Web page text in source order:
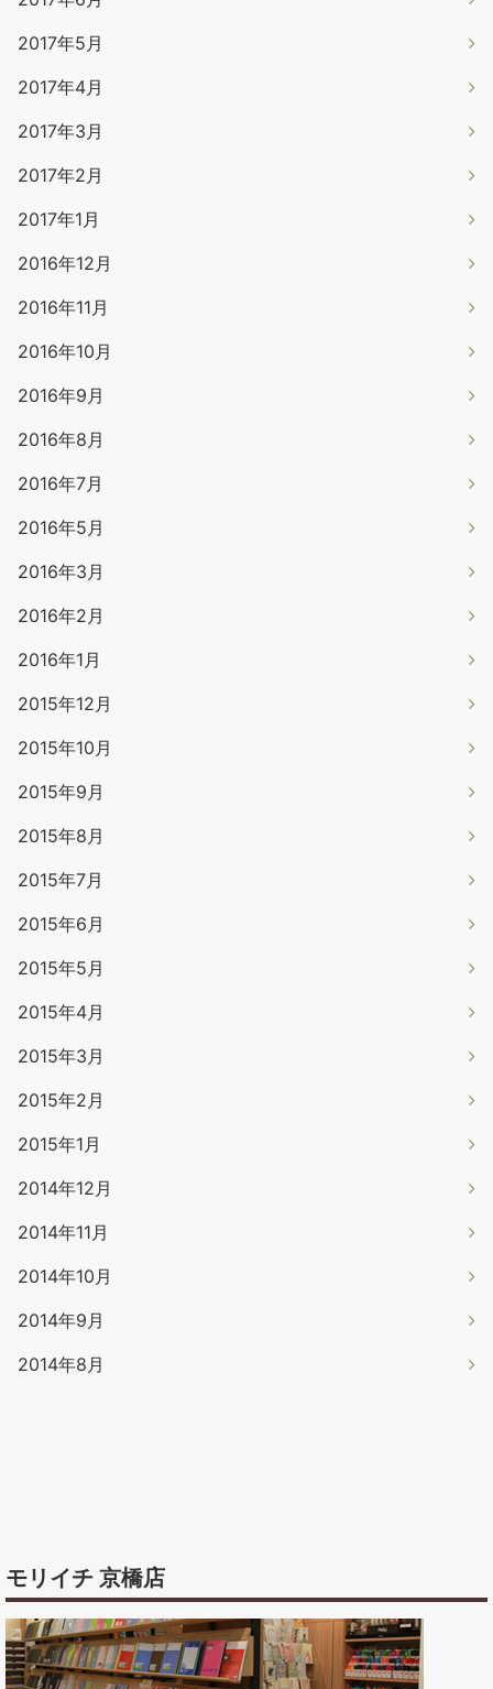
2017年5月
2017年4月
2017年3月
2017年2月
2017年1月
2016年12月
2016年11月
2016年10月
2016年9月
2016年8月
2016年7月
2016年5月
2016年3月
2016年2月
2016年1月
2015年12月
2015年10月
2015年9月
2015年8月
2015年7月
2015年6月
2015年5月
2015年4月
2015年3月
2015年2月
2015年1月
2014年12月
2014年11月
2014年10月
2014年9月
2014年8月
モリイチ 京橋店